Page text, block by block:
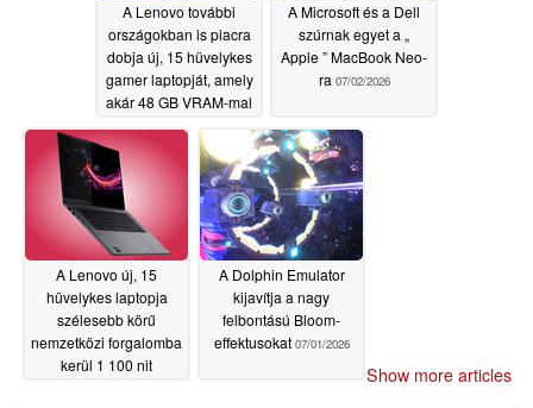
A Lenovo további
országokban is piacra
dobja új, 15 hüvelykes
gamer laptopját, amely
akár 48 GB VRAM-mal
07/02/2026
A Microsoft és a Dell
szúrnak egyet a „
Apple ” MacBook Neo-
ra 07/02/2026
A Lenovo új, 15
hüvelykes laptopja
szélesebb körű
nemzetközi forgalomba
kerül 1 100 nit
A Dolphin Emulator
kijavítja a nagy
felbontású Bloom-
effektusokat 07/01/2026
Show more articles